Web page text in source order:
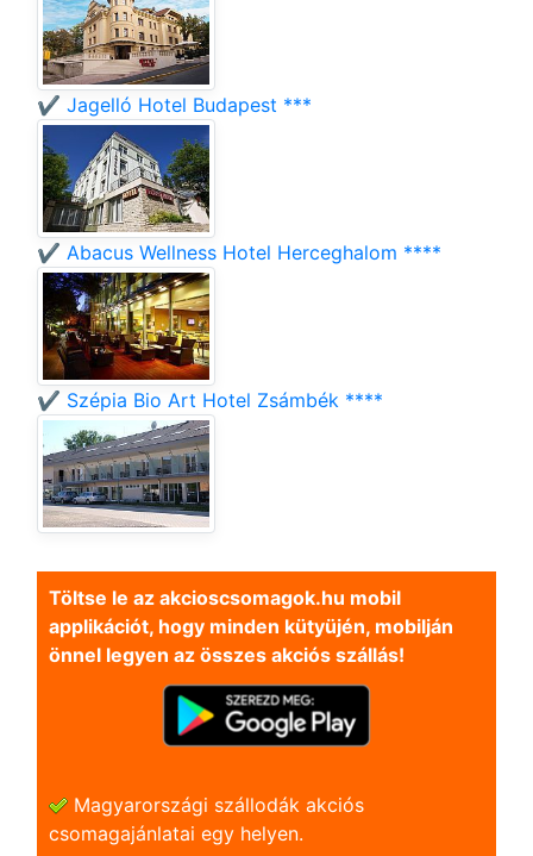
✔️ Jagelló Hotel Budapest ***
✔️ Abacus Wellness Hotel Herceghalom ****
✔️ Szépia Bio Art Hotel Zsámbék ****
Töltse le az akcioscsomagok.hu mobil
applikációt, hogy minden kütyüjén, mobilján
önnel legyen az összes akciós szállás!
Magyarországi szállodák akciós
csomagajánlatai egy helyen.